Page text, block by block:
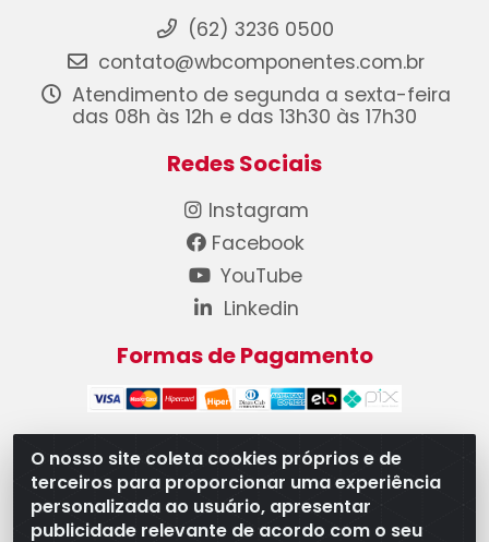
O nosso site coleta cookies próprios e de
terceiros para proporcionar uma experiência
personalizada ao usuário, apresentar
publicidade relevante de acordo com o seu
(62) 3236 0500
contato@wbcomponentes.com.br
Atendimento de segunda a sexta-feira
das 08h às 12h e das 13h30 às 17h30
Redes Sociais
Instagram
Facebook
YouTube
Linkedin
Formas de Pagamento
WB Componentes Automotivos LTDA - CNPJ
08.528.393/0001-12 - Rua do Níquel, 667 - Parque
Oeste Industrial, Goiânia/GO - CEP 74375-660